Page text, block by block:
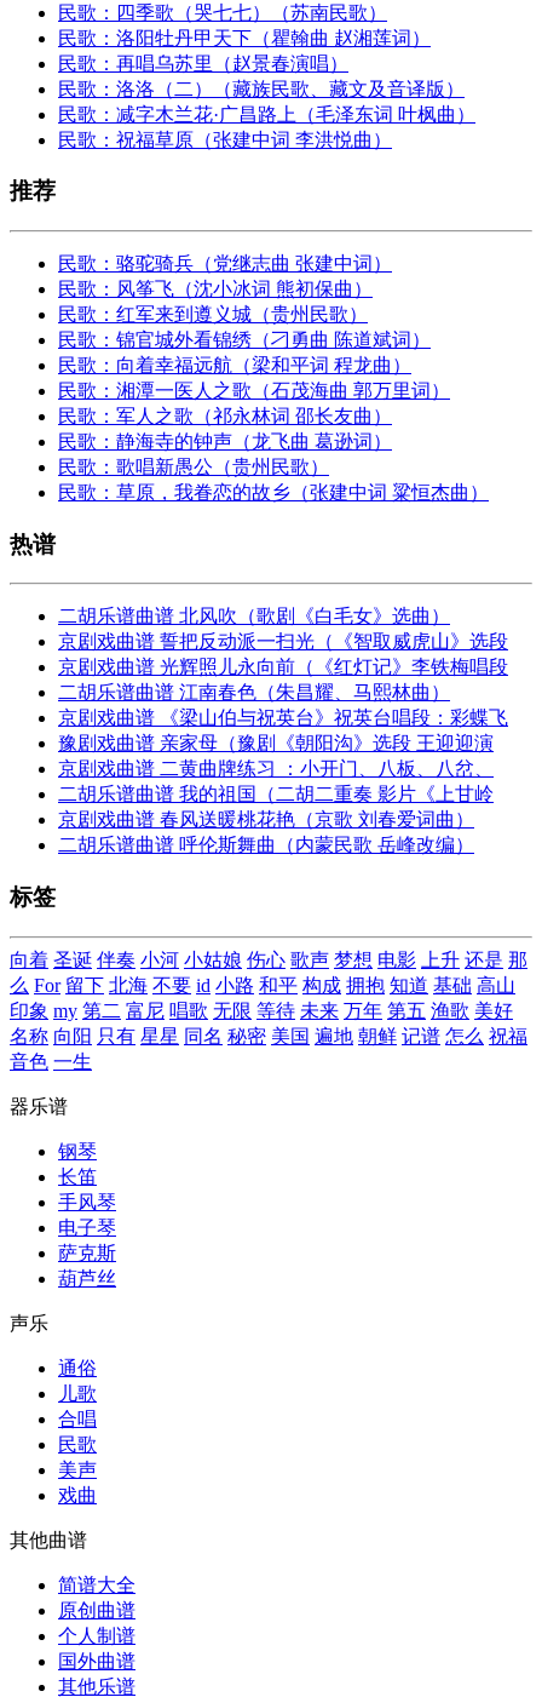
民歌：四季歌（哭七七）（苏南民歌）
民歌：洛阳牡丹甲天下（瞿翰曲 赵湘莲词）
民歌：再唱乌苏里（赵景春演唱）
民歌：洛洛（二）（藏族民歌、藏文及音译版）
民歌：减字木兰花·广昌路上（毛泽东词 叶枫曲）
民歌：祝福草原（张建中词 李洪悦曲）
推荐
民歌：骆驼骑兵（党继志曲 张建中词）
民歌：风筝飞（沈小冰词 熊初保曲）
民歌：红军来到遵义城（贵州民歌）
民歌：锦官城外看锦绣（刁勇曲 陈道斌词）
民歌：向着幸福远航（梁和平词 程龙曲）
民歌：湘潭一医人之歌（石茂海曲 郭万里词）
民歌：军人之歌（祁永林词 邵长友曲）
民歌：静海寺的钟声（龙飞曲 葛逊词）
民歌：歌唱新愚公（贵州民歌）
民歌：草原，我眷恋的故乡（张建中词 粱恒杰曲）
热谱
二胡乐谱曲谱 北风吹（歌剧《白毛女》选曲）
京剧戏曲谱 誓把反动派一扫光（《智取威虎山》选段
京剧戏曲谱 光辉照儿永向前（《红灯记》李铁梅唱段
二胡乐谱曲谱 江南春色（朱昌耀、马熙林曲）
京剧戏曲谱 《梁山伯与祝英台》祝英台唱段：彩蝶飞
豫剧戏曲谱 亲家母（豫剧《朝阳沟》选段 王迎迎演
京剧戏曲谱 二黄曲牌练习 ：小开门、八板、八岔、
二胡乐谱曲谱 我的祖国（二胡二重奏 影片《上甘岭
京剧戏曲谱 春风送暖桃花艳（京歌 刘春爱词曲）
二胡乐谱曲谱 呼伦斯舞曲（内蒙民歌 岳峰改编）
标签
向着 圣诞 伴奏 小河 小姑娘 伤心 歌声 梦想 电影 上升 还是 那
么 For 留下 北海 不要 id 小路 和平 构成 拥抱 知道 基础 高山
印象 my 第二 富尼 唱歌 无限 等待 未来 万年 第五 渔歌 美好
名称 向阳 只有 星星 同名 秘密 美国 遍地 朝鲜 记谱 怎么 祝福
音色 一生
器乐谱
钢琴
长笛
手风琴
电子琴
萨克斯
葫芦丝
声乐
通俗
儿歌
合唱
民歌
美声
戏曲
其他曲谱
简谱大全
原创曲谱
个人制谱
国外曲谱
其他乐谱